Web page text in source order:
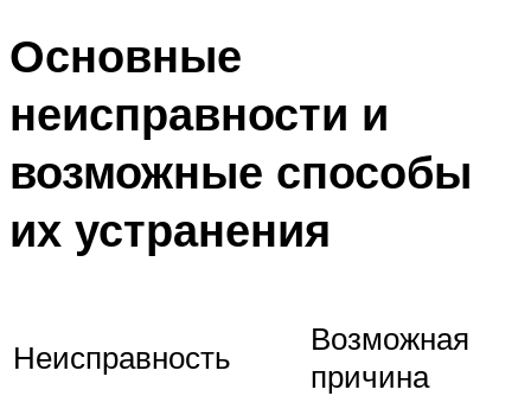
Основные
неисправности и
возможные способы
их устранения
Неисправность
Возможная
причина